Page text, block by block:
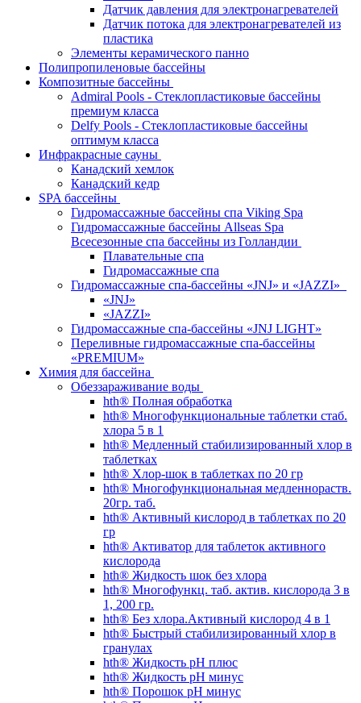
Датчик давления для электронагревателей
Датчик потока для электронагревателей из
пластика
Элементы керамического панно
Полипропиленовые бассейны
Композитные бассейны
Admiral Pools - Стеклопластиковые бассейны
премиум класса
Delfy Pools - Стеклопластиковые бассейны
оптимум класса
Инфракрасные сауны
Канадский хемлок
Канадский кедр
SPA бассейны
Гидромассажные бассейны спа Viking Spa
Гидромассажные бассейны Allseas Spa
Всесезонные спа бассейны из Голландии
Плавательные спа
Гидромассажные спа
Гидромассажные спа-бассейны «JNJ» и «JAZZI»
«JNJ»
«JAZZI»
Гидромассажные спа-бассейны «JNJ LIGHT»
Переливные гидромассажные спа-бассейны
«PREMIUM»
Химия для бассейна
Обеззараживание воды
hth® Полная обработка
hth® Многофункциональные таблетки стаб.
хлора 5 в 1
hth® Медленный стабилизированный хлор в
таблетках
hth® Хлор-шок в таблетках по 20 гр
hth® Многофункциональная медленнораств.
20гр. таб.
hth® Активный кислород в таблетках по 20
гр
hth® Активатор для таблеток активного
кислорода
hth® Жидкость шок без хлора
hth® Многофункц. таб. актив. кислорода 3 в
1, 200 гр.
hth® Без хлора.Активный кислород 4 в 1
hth® Быстрый стабилизированный хлор в
гранулах
hth® Жидкость pH плюс
hth® Жидкость pH минус
hth® Порошок pH минус